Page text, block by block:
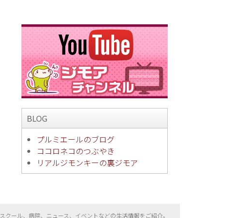
BLOG
プルミエールのブログ
ココロネコのつぶやき
リアルジモンキーの裏ジモア
スクール、病院、ニュース、イベントなどの生活情報をご紹介。